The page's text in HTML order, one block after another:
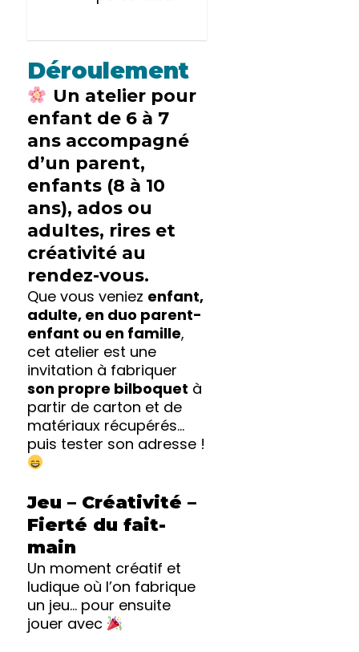
Déroulement
Un atelier pour
enfant de 6 à 7
ans accompagné
d’un parent,
enfants (8 à 10
ans), ados ou
adultes, rires et
créativité au
rendez-vous.
Que vous veniez enfant,
adulte, en duo parent-
enfant ou en famille,
cet atelier est une
invitation à fabriquer
son propre bilboquet à
partir de carton et de
matériaux récupérés…
puis tester son adresse !
Jeu – Créativité –
Fierté du fait-
main
Un moment créatif et
ludique où l’on fabrique
un jeu… pour ensuite
jouer avec